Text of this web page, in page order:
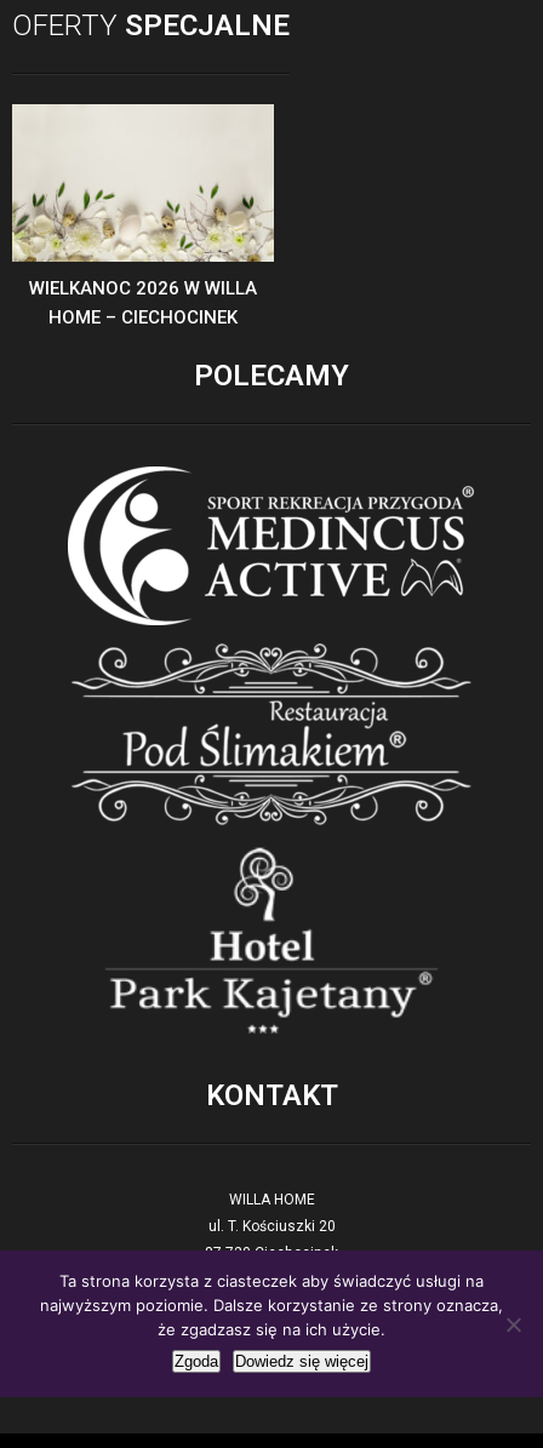
OFERTY SPECJALNE
WIELKANOC 2026 W WILLA
HOME – CIECHOCINEK
POLECAMY
KONTAKT
WILLA HOME
ul. T. Kościuszki 20
87-720 Ciechocinek
tel. +48 54 423 17 90
E-mail:recepcja@willahome.pl
www:.willahome.pl
Ta strona korzysta z ciasteczek aby świadczyć usługi na
najwyższym poziomie. Dalsze korzystanie ze strony oznacza,
że zgadzasz się na ich użycie.
Zgoda Dowiedz się więcej